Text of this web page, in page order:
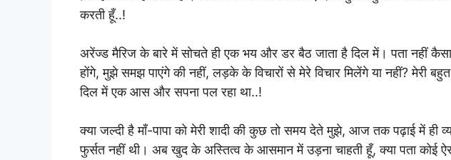
करती हूँ..!
अरेंज्ड मैरिज के बारे में सोचते ही एक भय और डर बैठ जाता है दिल में। पता नहीं
होंगे, मुझे समझ पाएंगे की नहीं, लड़के के विचारों से मेरे विचार मिलेंगे या नहीं? मेरी
दिल में एक आस और सपना पल रहा था..!
क्या जल्दी है माँ-पापा को मेरी शादी की कुछ तो समय देते मुझे, आज तक पढ़ाई में
फुर्सत नहीं थी। अब खुद के अस्तित्व के आसमान में उड़ना चाहती हूँ, क्या पता कोई